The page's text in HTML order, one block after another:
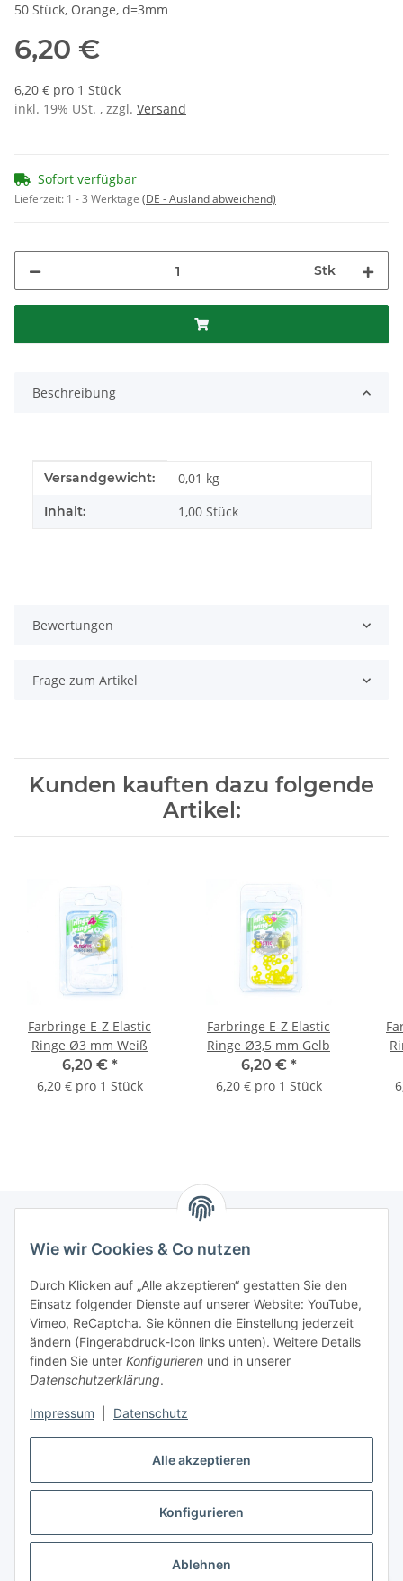
Alle akzeptieren
Konfigurieren
Ablehnen
Wie wir Cookies & Co nutzen
Durch Klicken auf „Alle akzeptieren“ gestatten Sie den
Einsatz folgender Dienste auf unserer Website: YouTube,
Vimeo, ReCaptcha. Sie können die Einstellung jederzeit
ändern (Fingerabdruck-Icon links unten). Weitere Details
finden Sie unter Konfigurieren und in unserer
Datenschutzerklärung.
Impressum Datenschutz
50 Stück, Orange, d=3mm
6,20 €
6,20 € pro 1 Stück
inkl. 19% USt. , zzgl. Versand
Sofort verfügbar
Lieferzeit: 1 - 3 Werktage (DE - Ausland abweichend)
Stk
Beschreibung
Produkteigenschaft
Wert
Versandgewicht: 0,01 kg
Inhalt: 1,00 Stück
Bewertungen
Frage zum Artikel
Kunden kauften dazu folgende
Artikel:
Farbringe E-Z Elastic
Ringe Ø3 mm Weiß
6,20 € *
6,20 € pro 1 Stück
Farbringe E-Z Elastic
Ringe Ø3,5 mm Gelb
6,20 € *
6,20 € pro 1 Stück
Informationen
Gesetzliche Informationen
Mein Konto
masterframe GmbH
Vertrag widerrufen
* Alle Preise inkl. gesetzlicher USt., zzgl.Versand